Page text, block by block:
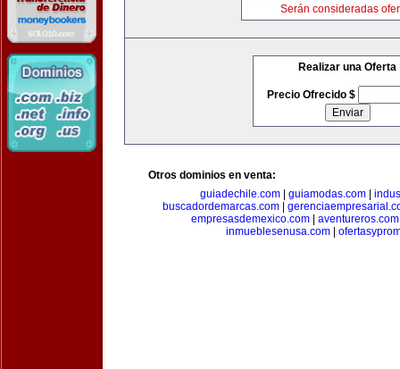
Serán consideradas
Realizar una Oferta
Precio Ofrecido $
Otros dominios en venta:
guiadechile.com
guiamodas.com
buscadordemarcas.com|
empresasdemexico.com| aventureros.com
inmueblesenusa.com